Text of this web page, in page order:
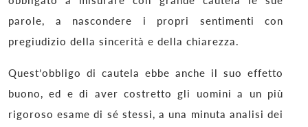
parole, a nascondere i propri sentimenti con
pregiudizio della sincerità e della chiarezza.
Quest’obbligo di cautela ebbe anche il suo effetto
buono, ed e di aver costretto gli uomini a un più
rigoroso esame di sé stessi, a una minuta analisi dei